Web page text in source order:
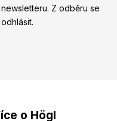
Z odběru se
o Högl